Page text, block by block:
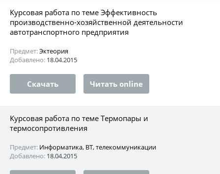
Курсовая работа по теме Эффективность
производственно-хозяйственной деятельности
автотранспортного предприятия
Предмет:Эктеория
Добавлено: 18.04.2015
Скачать Читать online
Курсовая работа по теме Термопары и
термосопротивления
Предмет: Информатика, ВТ, телекоммуникации
Добавлено: 18.04.2015